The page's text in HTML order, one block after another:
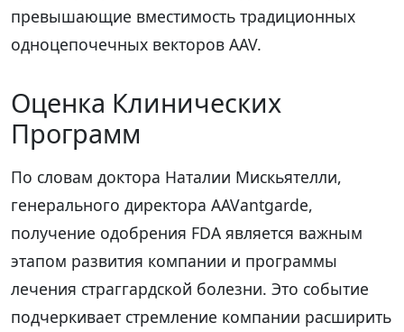
превышающие вместимость традиционных
одноцепочечных векторов AAV.
Оценка Клинических
Программ
По словам доктора Наталии Мискьятелли,
генерального директора AAVantgarde,
получение одобрения FDA является важным
этапом развития компании и программы
лечения страггардской болезни. Это событие
подчеркивает стремление компании расширить